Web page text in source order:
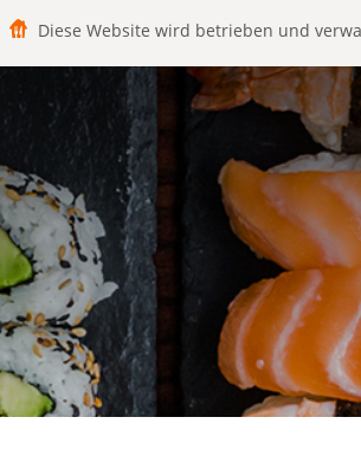
Diese Website wird betrieben und